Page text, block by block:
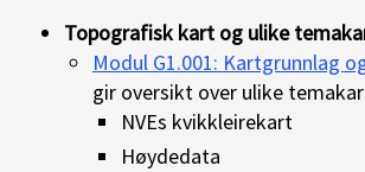
Topografisk kart og ulike
Modul G1.001: Kartgrunnlag
gir oversikt over ulike
NVEs kvikkleirekart
Høydedata